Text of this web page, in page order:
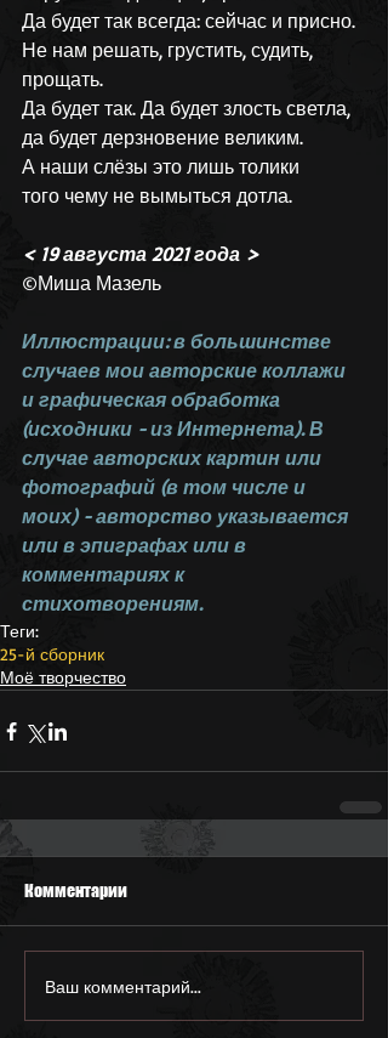
Да будет так всегда: сейчас и присно.
Не нам решать, грустить, судить,
прощать.
Да будет так. Да будет злость светла,
да будет дерзновение великим.
А наши слёзы это лишь толики
того чему не вымыться дотла.
< 19 августа 2021 года >
©Миша Мазель
Иллюстрации: в большинстве
случаев мои авторские коллажи
и графическая обработка
(исходники - из Интернета). В
случае авторских картин или
фотографий (в том числе и
моих) - авторство указывается
или в эпиграфах или в
комментариях к
стихотворениям.
Теги:
25-й сборник
Моё творчество
Комментарии
Ваш комментарий...